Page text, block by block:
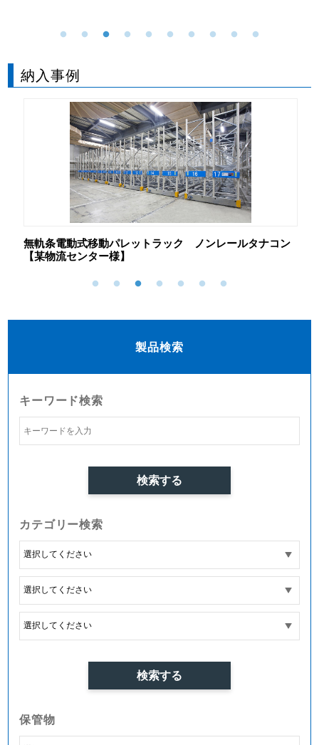
納入事例
無軌条電動式移動パレットラック ノンレールタナコン
【某物流センター様】
製品検索
キーワード検索
カテゴリー検索
保管物